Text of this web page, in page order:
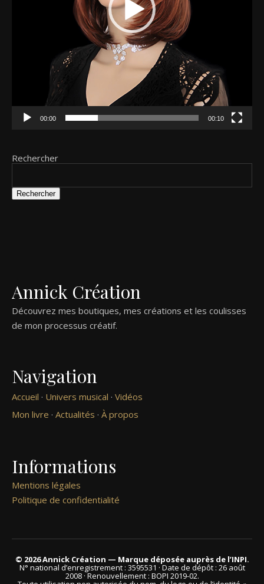
00:00 00:10
Rechercher
Rechercher
Annick Création
Découvrez mes boutiques, mes créations et les coulisses
de mon processus créatif.
Navigation
Accueil · Univers musical · Vidéos
Mon livre · Actualités · À propos
Informations
Mentions légales
Politique de confidentialité
© 2026 Annick Création — Marque déposée auprès de l’INPI.
N° national d’enregistrement : 3595531 · Date de dépôt : 26 août
2008 · Renouvellement : BOPI 2019-02.